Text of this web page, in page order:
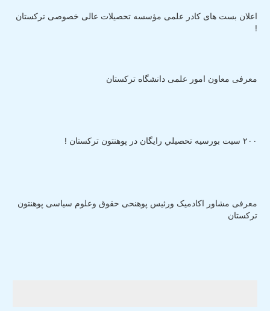
اعلان بست های کادر علمی مؤسسه تحصیلات عالی خصوصی ترکستان
!
معرفی معاون امور علمی دانشگاه ترکستان
٢٠٠ سيت بورسيه تحصيلي رايگان در پوهنتون ترکستان !
معرفی مشاور اکادمیک ورئیس پوهنحی حقوق وعلوم سیاسی پوهنتون
ترکستان